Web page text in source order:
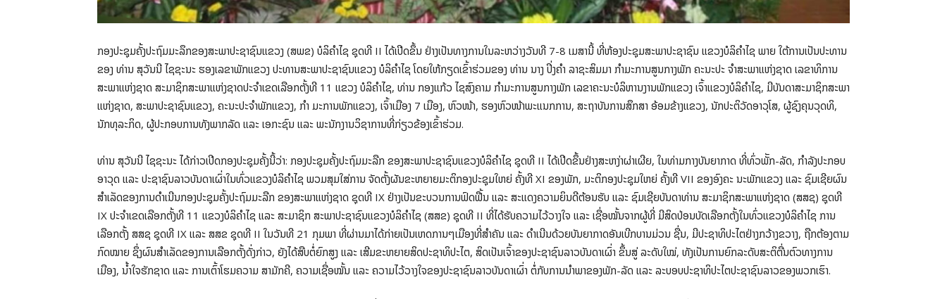
ກອງປະຊຸມຄັ້ງປະຖົມມະລຶກຂອງສະພາປະຊາຊົນແຂວງ (ສພຂ) ບໍລິຄຳໄຊ ຊຸດທີ II ໄດ້ເປີດຂຶ້ນ ຢ່າງເປັນທາງການໃນລະຫວ່າງວັນທີ 7-8 ເມສານີ້ ທີ່ຫ້ອງປະຊຸມສະພາປະຊາຊົນ ແຂວງບໍລິຄຳໄຊ ພາຍ ໃຕ້ການເປັນປະທານ
ຂອງ ທ່ານ ສຸວັນນີ ໄຊຊະນະ ຮອງເລຂາພັກແຂວງ ປະທານສະພາປະຊາຊົນແຂວງ ບໍລິຄຳໄຊ ໂດຍໃຫ້ກຽດເຂົ້າຮ່ວມຂອງ ທ່ານ ນາງ ປິ່ງຄໍາ ລາຊະສິມມາ ກໍາມະການສູນກາງພັກ ຄະນະປະ ຈຳສະພາແຫ່ງຊາດ ເລຂາທິການ
ສະພາແຫ່ງຊາດ ສະມາຊິກສະພາແຫ່ງຊາດປະຈໍາເຂດເລືອກຕັ້ງທີ 11 ແຂວງ ບໍລິຄໍາໄຊ, ທ່ານ ກອງແກ້ວ ໄຊສົງຄາມ ກຳມະການສູນກາງພັກ ເລຂາຄະນະບໍລິຫານງານພັກແຂວງ ເຈົ້າແຂວງບໍລິຄຳໄຊ, ມີບັນດາສະມາຊິກສະພາ
ແຫ່ງຊາດ, ສະພາປະຊາຊົນແຂວງ, ຄະນະປະຈຳພັກແຂວງ, ກຳ ມະການພັກແຂວງ, ເຈົ້າເມືອງ 7 ເມືອງ, ຫົວໜ້າ, ຮອງຫົວໜ້າພະແນກການ, ສະຖາບັນການສຶກສາ ອ້ອມຂ້າງແຂວງ, ນັກປະຕິວັດອາວຸໂສ, ຜູ້ຊົງຄຸນວຸດທິ,
ນັກທຸລະກິດ, ຜູ້ປະກອບການທັງພາກລັດ ແລະ ເອກະຊົນ ແລະ ພະນັກງານວິຊາການທີ່ກ່ຽວຂ້ອງເຂົ້າຮ່ວມ.
ທ່ານ ສຸວັນນີ ໄຊຊະນະ ໄດ້ກ່າວເປີດກອງປະຊຸມຄັ້ງນີ້ວ່າ: ກອງປະຊຸມຄັ້ງປະຖົມມະລືກ ຂອງສະພາປະຊາຊົນແຂວງບໍລິຄຳໄຊ ຊຸດທີ II ໄດ້ເປີດຂຶ້ນຢ່າງສະຫງ່າຜ່າເຜີຍ, ໃນທ່າມກາງບັນຍາກາດ ທີ່ທົ່ວພັັກ-ລັດ, ກໍາລັງປະກອບ
ອາວຸດ ແລະ ປະຊາຊົນລາວບັນດາເຜົ່າໃນທົ່ວແຂວງບໍລິຄໍາໄຊ ພວມສຸມໃສ່ການ ຈັດຕັ້ງຜັນຂະຫຍາຍມະຕິກອງປະຊຸມໃຫຍ່ ຄັ້ງທີ XI ຂອງພັກ, ມະຕິກອງປະຊຸມໃຫຍ່ ຄັ້ງທີ VII ຂອງອົງຄະ ນະພັກແຂວງ ແລະ ຊົມເຊີຍຜົນ
ສໍາເລັດຂອງການດຳເນີນກອງປະຊຸມຄັ້ງປະຖົມມະລືກ ຂອງສະພາແຫ່ງຊາດ ຊຸດທີ IX ຢ່າງເປັນຂະບວນການຟົດຟື້ນ ແລະ ສະແດງຄວາມຍິນດີຕ້ອນຮັບ ແລະ ຊົມເຊີຍບັນດາທ່ານ ສະມາຊິກສະພາແຫ່ງຊາດ (ສສຊ) ຊຸດທີ
IX ປະຈໍາເຂດເລືອກຕັ້ງທີ 11 ແຂວງບໍລິຄຳໄຊ ແລະ ສະມາຊິກ ສະພາປະຊາຊົນແຂວງບໍລິຄຳໄຊ (ສສຂ) ຊຸດທີ II ທີ່ໄດ້ຮັບຄວາມໄວ້ວາງໃຈ ແລະ ເຊື່ອໝັ້ນຈາກຜູ້ທີ່ ມີສິດປ່ອນບັດເລືອກຕັ້ງໃນທົ່ວແຂວງບໍລິຄໍາໄຊ ການ
ເລືອກຕັ້ງ ສສຊ ຊຸດທີ IX ແລະ ສສຂ ຊຸດທີ II ໃນວັນທີ 21 ກຸມພາ ທີ່ຜ່ານມາໄດ້ກ່າຍເປັນເຫດການໆເມືອງທີ່ສຳຄັນ ແລະ ດຳເນີນດ້ວຍບັນຍາກາດອັນເບີກບານມ່ວນ ຊື່ນ, ມີປະຊາທິປະໄຕຢ່າງກວ້າງຂວາງ, ຖືກຕ້ອງຕາມ
ກົດໝາຍ ຊຶ່ງຜົນສໍາເລັດຂອງການເລືອກຕັ້ງດັ່ງກ່າວ, ຍັງໄດ້ສືບຕໍ່ຍົກສູງ ແລະ ເສີມຂະຫຍາຍສິດປະຊາທິປະໄຕ, ສິດເປັນເຈົ້າຂອງປະຊາຊົນລາວບັນດາເຜົ່າ ຂຶ້ນສູ່ ລະດັບໃໝ່, ທັງເປັນການຍົກລະດັບສະຕິຕື່ນຕົວທາງການ
ເມືອງ, ນໍ້າໃຈຮັກຊາດ ແລະ ການເຕົ້າໂຮມຄວາມ ສາມັກຄີ, ຄວາມເຊື່ອໝັ້ນ ແລະ ຄວາມໄວ້ວາງໃຈຂອງປະຊາຊົນລາວບັນດາເຜົ່າ ຕໍ່ກັບການນໍາພາຂອງພັກ-ລັດ ແລະ ລະບອບປະຊາທິປະໄຕປະຊາຊົນລາວຂອງພວກເຮົາ.